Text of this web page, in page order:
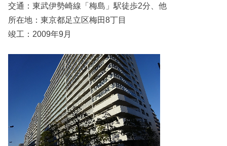
交通：東武伊勢崎線「梅島」駅徒歩2分、他
所在地：東京都足立区梅田8丁目
竣工：2009年9月